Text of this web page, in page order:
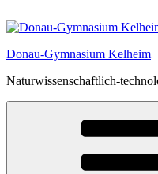
Inhalt
Donau-Gymnasium Kelheim
Naturwissenschaftlich-